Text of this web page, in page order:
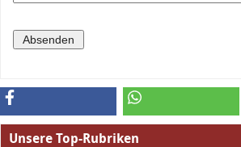
Unsere Top-Rubriken